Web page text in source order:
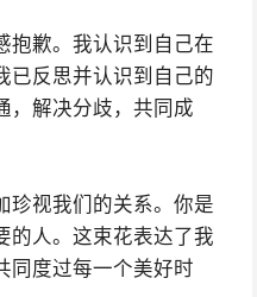
抱歉。我认识到自己在
已反思并认识到自己的
，解决分歧，共同成
珍视我们的关系。你是
的人。这束花表达了我
同度过每一个美好时